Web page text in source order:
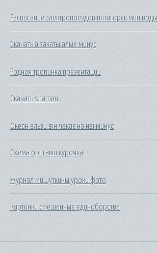
Расписание электропоездов пятигорск мин воды
Скачать а закаты алые минус
Родная тропинка презентации
Скачать shaman
Океан ельзи він чекає на неї минус
Схема оригами курочка
Журнал мишуткины уроки фото
Картинки смешанные единоборства